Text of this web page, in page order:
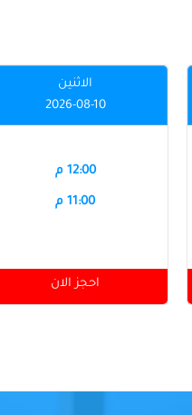
الاثنين
2026-08-10
12:00 م
11:00 م
احجز الان